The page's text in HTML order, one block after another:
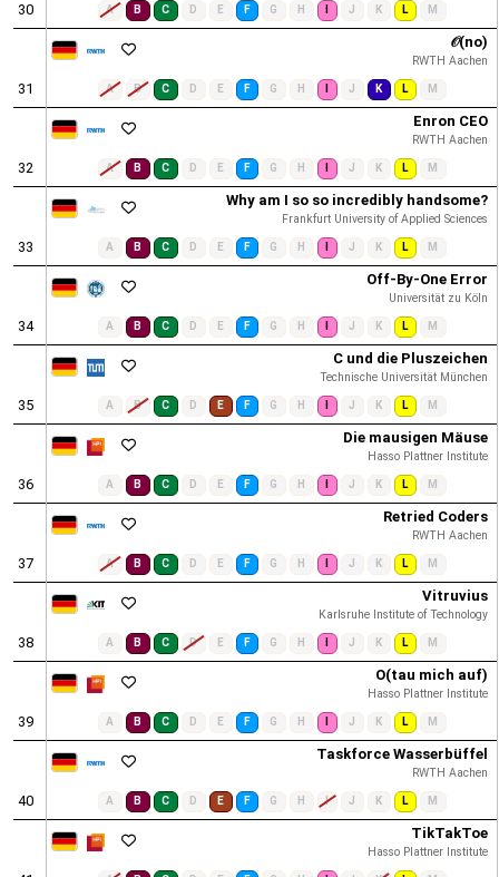
30 A B C D E F G H J K L M
𝒪(no)
RWTH Aachen
31 A B C D E F G H J K L M
Enron CEO
RWTH Aachen
32 A B C D E F G H J K L M
Why am I so so incredibly handsome?
Frankfurt University of Applied Sciences
33 A B C D E F G H J K L M
Off-By-One Error
Universität zu Köln
34 A B C D E F G H J K L M
C und die Pluszeichen
Technische Universität München
35 A B C D E F G H J K L M
Die mausigen Mäuse
Hasso Plattner Institute
36 A B C D E F G H J K L M
Retried Coders
RWTH Aachen
37 A B C D E F G H J K L M
Vitruvius
Karlsruhe Institute of Technology
38 A B C D E F G H J K L M
O(tau mich auf)
Hasso Plattner Institute
39 A B C D E F G H J K L M
Taskforce Wasserbüffel
RWTH Aachen
40 A B C D E F G H I J K L M
TikTakToe
Hasso Plattner Institute